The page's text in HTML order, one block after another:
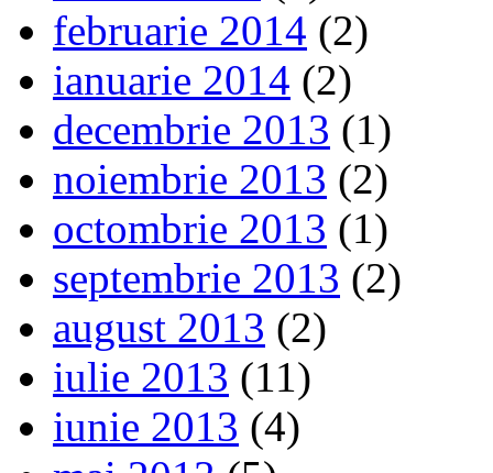
februarie 2014 (2)
ianuarie 2014 (2)
decembrie 2013 (1)
noiembrie 2013 (2)
octombrie 2013 (1)
septembrie 2013 (2)
august 2013 (2)
iulie 2013 (11)
iunie 2013 (4)